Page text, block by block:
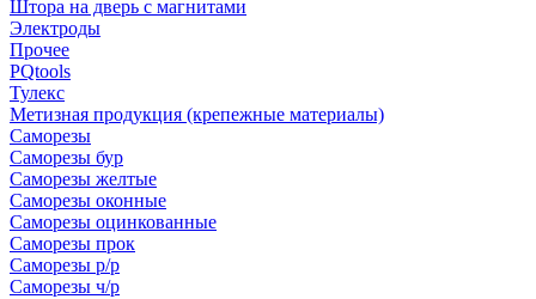
Штора на дверь с магнитами
Электроды
Прочее
PQtools
Тулекс
Метизная продукция (крепежные материалы)
Саморезы
Саморезы бур
Саморезы желтые
Саморезы оконные
Саморезы оцинкованные
Саморезы прок
Саморезы р/р
Саморезы ч/р